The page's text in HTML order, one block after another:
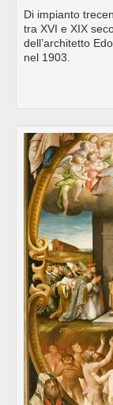
Di impianto
tra XVI e XIX
dell’architetto
nel 1903.